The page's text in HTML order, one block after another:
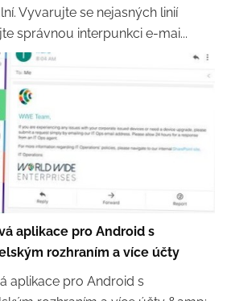
Vyvarujte se nejasných linií
správnou interpunkci e-mai...
aplikace pro Android s
rozhraním a více účty
aplikace pro Android s